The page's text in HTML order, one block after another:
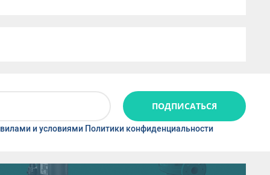
ПОДПИСАТЬСЯ
и условиями Политики конфиденциальности